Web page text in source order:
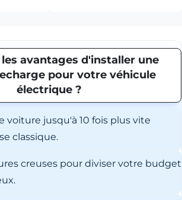
avantages d'installer une
pour votre véhicule
électrique ?
voiture jusqu'à 10 fois plus vite
classique.
creuses pour diviser votre budget